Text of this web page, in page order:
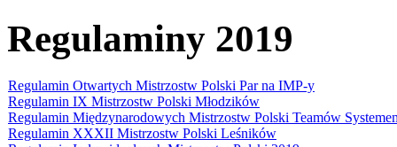
Regulaminy 2019
Regulamin Otwartych Mistrzostw Polski Par na IMP-y
Regulamin IX Mistrzostw Polski Młodzików
Regulamin Międzynarodowych Mistrzostw Polski Teamów
Regulamin XXXII Mistrzostw Polski Leśników